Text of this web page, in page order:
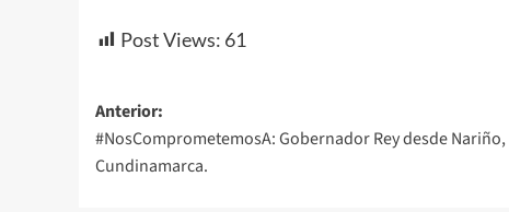
Post Views: 61
Navegación
de
entradas
Anterior:
#NosComprometemosA: Gobernador Rey desde Nariño,
Cundinamarca.